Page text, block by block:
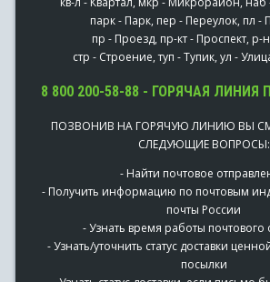
парк - Парк, пер - Переулок, пл -
пр - Проезд, пр-кт - Проспект, р-
стр - Строение, туп - Тупик, ул -
8 800 200-58-88 - ГОРЯЧАЯ
ПОЗВОНИВ НА ГОРЯЧУЮ ЛИНИЮ ВЫ
СЛЕДУЮЩИЕ ВОПРОСЫ:
- Найти почтовое
- Получить информацию по почтовым
почты России
- Узнать время работы почтового
- Узнать/уточнить статус доставки
посылки